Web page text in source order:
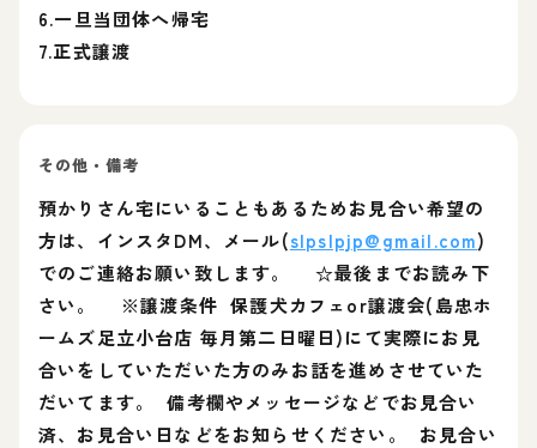
6.一旦当団体へ帰宅
7.正式譲渡
その他・備考
預かりさん宅にいることもあるためお見合い希望の
方は、インスタDM、メール(slpslpjp@gmail.com)
でのご連絡お願い致します。 ☆最後までお読み下
さい。 ※譲渡条件 保護犬カフェor譲渡会(島忠ホ
ームズ足立小台店 毎月第二日曜日)にて実際にお見
合いをしていただいた方のみお話を進めさせていた
だいてます。 備考欄やメッセージなどでお見合い
済、お見合い日などをお知らせください。 お見合い